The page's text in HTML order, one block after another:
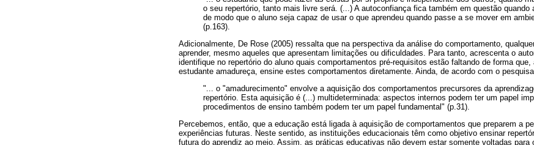
o seu repertório, tanto mais livre será. (...) A autoconfiança fica também em questão quando
de modo que o aluno seja capaz de usar o que aprendeu quando passe a se mover em
(p.163).
Adicionalmente, De Rose (2005) ressalta que na perspectiva da análise do comportamento,
aprender, mesmo aqueles que apresentam limitações ou dificuldades. Para tanto, acrescenta o
identifique no repertório do aluno quais comportamentos pré-requisitos estão faltando de forma
estudante amadureça, ensine estes comportamentos diretamente. Ainda, de acordo com o
"... o "amadurecimento" envolve a aquisição dos comportamentos precursores da
repertório. Esta aquisição é (...) multideterminada: aspectos internos podem ter um papel
procedimentos de ensino também podem ter um papel fundamental" (p.31).
Percebemos, então, que a educação está ligada à aquisição de comportamentos que preparem a
experiências futuras. Neste sentido, as instituições educacionais têm como objetivo ensinar
futura do aprendiz ao meio. Assim, as práticas educativas não devem estar somente voltadas para